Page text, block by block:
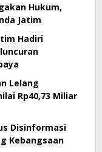
Hukum,
Jatim
Hadiri
Lelang
Rp40,73 Miliar
Disinformasi
Kebangsaan